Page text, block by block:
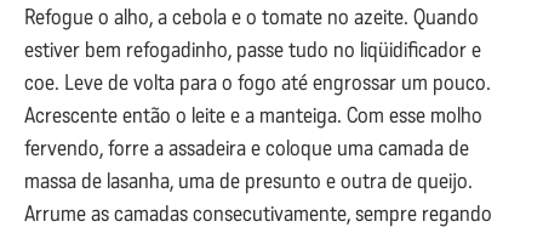
Refogue o alho, a cebola e o tomate no azeite. Quando
estiver bem refogadinho, passe tudo no liqüidificador e
coe. Leve de volta para o fogo até engrossar um pouco.
Acrescente então o leite e a manteiga. Com esse molho
fervendo, forre a assadeira e coloque uma camada de
massa de lasanha, uma de presunto e outra de queijo.
Arrume as camadas consecutivamente, sempre regando